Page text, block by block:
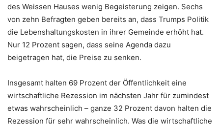
des Weissen Hauses wenig Begeisterung zeigen. Sechs
von zehn Befragten geben bereits an, dass Trumps Politik
die Lebenshaltungskosten in ihrer Gemeinde erhöht hat.
Nur 12 Prozent sagen, dass seine Agenda dazu
beigetragen hat, die Preise zu senken.
Insgesamt halten 69 Prozent der Öffentlichkeit eine
wirtschaftliche Rezession im nächsten Jahr für zumindest
etwas wahrscheinlich – ganze 32 Prozent davon halten die
Rezession für sehr wahrscheinlich. Was die wirtschaftliche